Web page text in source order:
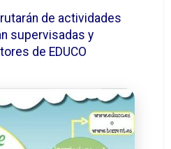
de actividades
supervisadas y
de EDUCO